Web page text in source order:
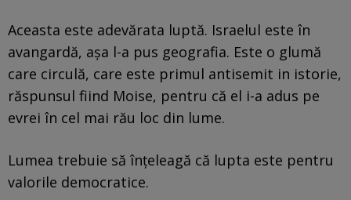
Aceasta este adevărata luptă. Israelul este în
avangardă, așa l-a pus geografia. Este o glumă
care circulă, care este primul antisemit in istorie,
răspunsul fiind Moise, pentru că el i-a adus pe
evrei în cel mai rău loc din lume.
Lumea trebuie să înțeleagă că lupta este pentru
valorile democratice.